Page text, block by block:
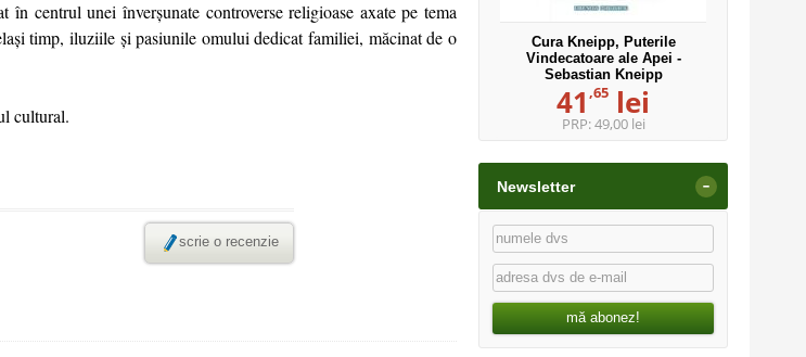
centrul unei înverşunate controverse religioase axate pe tema
timp, iluziile şi pasiunile omului dedicat familiei, măcinat de o
cultural.
scrie o recenzie
Cura Kneipp, Puterile
Vindecatoare ale Apei -
Sebastian Kneipp
41 ,65 lei
PRP:49,00 lei
Newsletter -
mă abonez!